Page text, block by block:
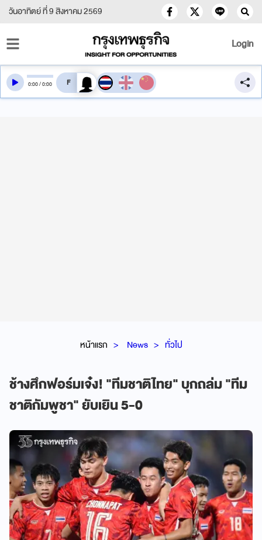
วันอาทิตย์ ที่ 9 สิงหาคม 2569
Login
หน้าแรก News ทั่วไป
ช้างศึกฟอร์มเจ๋ง! "ทีมชาติไทย" บุกถล่ม "ทีม
ชาติกัมพูชา" ยับเยิน 5-0
0:00/0:00 สลับเสียงอ่าน